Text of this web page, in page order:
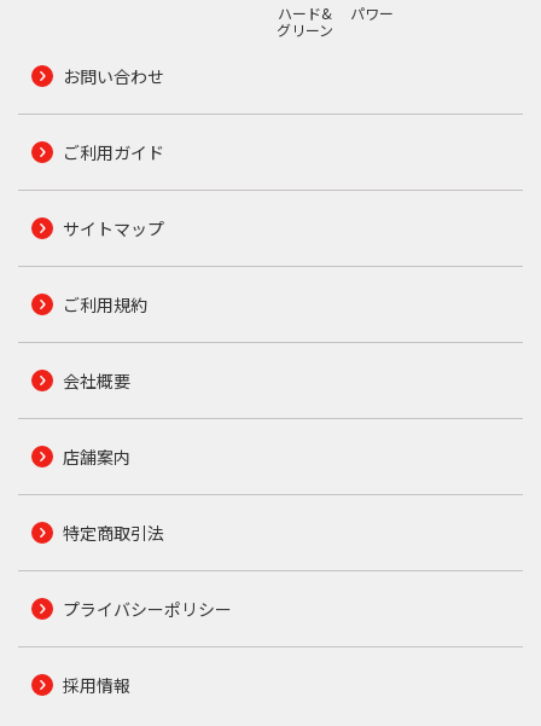
ハード&
グリーン
パワー
お問い合わせ
ご利用ガイド
サイトマップ
ご利用規約
会社概要
店舗案内
特定商取引法
プライバシーポリシー
採用情報